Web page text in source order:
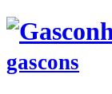
gascons